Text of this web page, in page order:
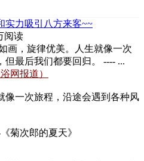
实力吸引八方来客~~
阅读
画，旋律优美。人生就像一次
最后我们都要回归。 ---- ...
网报道）
像一次旅程，沿途会遇到各种风
夏天》